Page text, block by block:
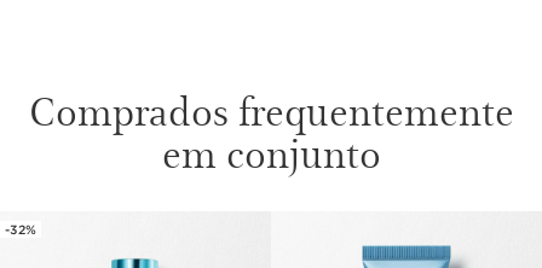
ESSENTIEL
[HA2]
especificamente para a sua pele.
Comprados frequentemente
em conjunto
-32%